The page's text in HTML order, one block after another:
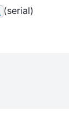
(serial)